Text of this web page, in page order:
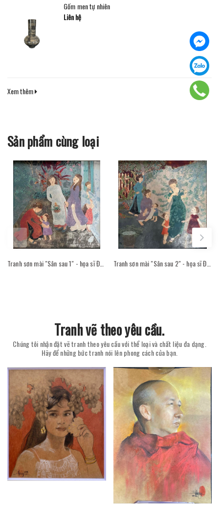
Gốm men tự nhiên
Liên hệ
Xem thêm
Sản phẩm cùng loại
Tranh vẽ theo yêu cầu.
Chúng tôi nhận đặt vẽ tranh theo yêu cầu với thể loại và chất liệu đa dạng.
Hãy để những bức tranh nói lên phong cách của bạn.